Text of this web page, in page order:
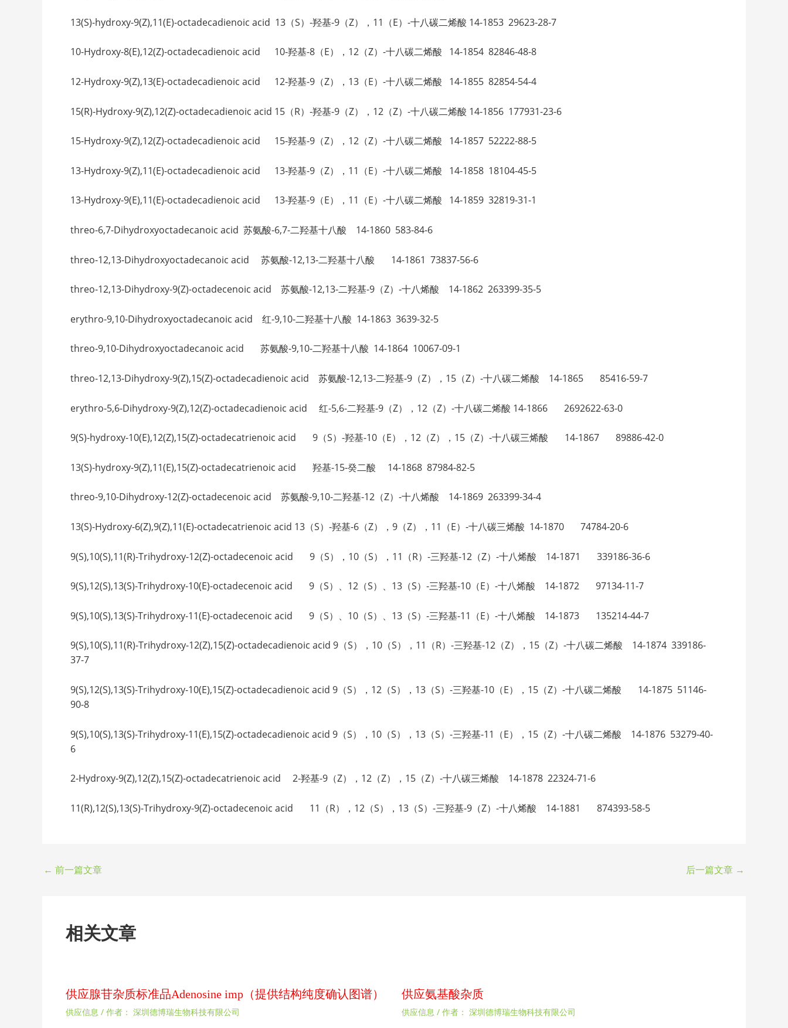
13(S)-hydroxy-9(Z),11(E)-octadecadienoic acid 13（S）-羟基-9（Z），11（E）-十八碳二烯酸 14-1853 29623-28-7
10-Hydroxy-8(E),12(Z)-octadecadienoic acid 10-羟基-8（E），12（Z）-十八碳二烯酸 14-1854 82846-48-8
12-Hydroxy-9(Z),13(E)-octadecadienoic acid 12-羟基-9（Z），13（E）-十八碳二烯酸 14-1855 82854-54-4
15(R)-Hydroxy-9(Z),12(Z)-octadecadienoic acid 15（R）-羟基-9（Z），12（Z）-十八碳二烯酸 14-1856 177931-23-6
15-Hydroxy-9(Z),12(Z)-octadecadienoic acid 15-羟基-9（Z），12（Z）-十八碳二烯酸 14-1857 52222-88-5
13-Hydroxy-9(Z),11(E)-octadecadienoic acid 13-羟基-9（Z），11（E）-十八碳二烯酸 14-1858 18104-45-5
13-Hydroxy-9(E),11(E)-octadecadienoic acid 13-羟基-9（E），11（E）-十八碳二烯酸 14-1859 32819-31-1
threo-6,7-Dihydroxyoctadecanoic acid 苏氨酸-6,7-二羟基十八酸 14-1860 583-84-6
threo-12,13-Dihydroxyoctadecanoic acid 苏氨酸-12,13-二羟基十八酸 14-1861 73837-56-6
threo-12,13-Dihydroxy-9(Z)-octadecenoic acid 苏氨酸-12,13-二羟基-9（Z）-十八烯酸 14-1862 263399-35-5
erythro-9,10-Dihydroxyoctadecanoic acid 红-9,10-二羟基十八酸 14-1863 3639-32-5
threo-9,10-Dihydroxyoctadecanoic acid 苏氨酸-9,10-二羟基十八酸 14-1864 10067-09-1
threo-12,13-Dihydroxy-9(Z),15(Z)-octadecadienoic acid 苏氨酸-12,13-二羟基-9（Z），15（Z）-十八碳二烯酸 14-1865 85416-59-7
erythro-5,6-Dihydroxy-9(Z),12(Z)-octadecadienoic acid 红-5,6-二羟基-9（Z），12（Z）-十八碳二烯酸 14-1866 2692622-63-0
9(S)-hydroxy-10(E),12(Z),15(Z)-octadecatrienoic acid 9（S）-羟基-10（E），12（Z），15（Z）-十八碳三烯酸 14-1867 89886-42-0
13(S)-hydroxy-9(Z),11(E),15(Z)-octadecatrienoic acid 羟基-15-癸二酸 14-1868 87984-82-5
threo-9,10-Dihydroxy-12(Z)-octadecenoic acid 苏氨酸-9,10-二羟基-12（Z）-十八烯酸 14-1869 263399-34-4
13(S)-Hydroxy-6(Z),9(Z),11(E)-octadecatrienoic acid 13（S）-羟基-6（Z），9（Z），11（E）-十八碳三烯酸 14-1870 74784-20-6
9(S),10(S),11(R)-Trihydroxy-12(Z)-octadecenoic acid 9（S），10（S），11（R）-三羟基-12（Z）-十八烯酸 14-1871 339186-36-6
9(S),12(S),13(S)-Trihydroxy-10(E)-octadecenoic acid 9（S）、12（S）、13（S）-三羟基-10（E）-十八烯酸 14-1872 97134-11-7
9(S),10(S),13(S)-Trihydroxy-11(E)-octadecenoic acid 9（S）、10（S）、13（S）-三羟基-11（E）-十八烯酸 14-1873 135214-44-7
9(S),10(S),11(R)-Trihydroxy-12(Z),15(Z)-octadecadienoic acid 9（S），10（S），11（R）-三羟基-12（Z），15（Z）-十八碳二烯酸 14-1874 339186-
37-7
9(S),12(S),13(S)-Trihydroxy-10(E),15(Z)-octadecadienoic acid 9（S），12（S），13（S）-三羟基-10（E），15（Z）-十八碳二烯酸 14-1875 51146-
90-8
9(S),10(S),13(S)-Trihydroxy-11(E),15(Z)-octadecadienoic acid 9（S），10（S），13（S）-三羟基-11（E），15（Z）-十八碳二烯酸 14-1876 53279-40-
6
2-Hydroxy-9(Z),12(Z),15(Z)-octadecatrienoic acid 2-羟基-9（Z），12（Z），15（Z）-十八碳三烯酸 14-1878 22324-71-6
11(R),12(S),13(S)-Trihydroxy-9(Z)-octadecenoic acid 11（R），12（S），13（S）-三羟基-9（Z）-十八烯酸 14-1881 874393-58-5
← 前一篇文章 后一篇文章 →
相关文章
供应腺苷杂质标准品Adenosine imp（提供结构纯度确认图谱）
供应信息 / 作者： 深圳德博瑞生物科技有限公司
供应氨基酸杂质
供应信息 / 作者： 深圳德博瑞生物科技有限公司